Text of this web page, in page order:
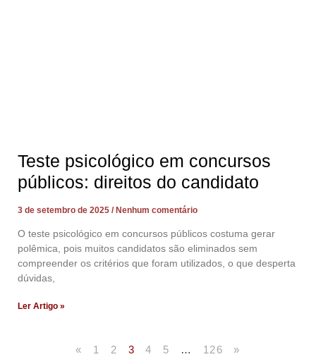
Teste psicológico em concursos
públicos: direitos do candidato
3 de setembro de 2025 Nenhum comentário
O teste psicológico em concursos públicos costuma gerar
polêmica, pois muitos candidatos são eliminados sem
compreender os critérios que foram utilizados, o que desperta
dúvidas,
Ler Artigo »
« 1 2 3 4 5 … 126 »